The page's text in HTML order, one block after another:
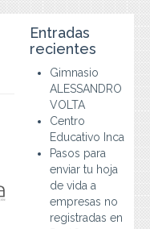
Entradas
recientes
Gimnasio
ALESSANDRO
VOLTA
Centro
Educativo Inca
Pasos para
enviar tu hoja
de vida a
empresas no
registradas en